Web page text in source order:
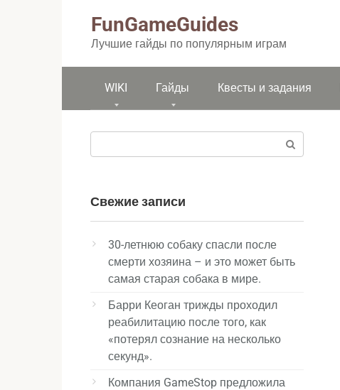
FunGameGuides
Лучшие гайды по популярным играм
WIKI Гайды Квесты и задания
Свежие записи
30-летнюю собаку спасли после
смерти хозяина – и это может быть
самая старая собака в мире.
Барри Кеоган трижды проходил
реабилитацию после того, как
«потерял сознание на несколько
секунд».
Компания GameStop предложила